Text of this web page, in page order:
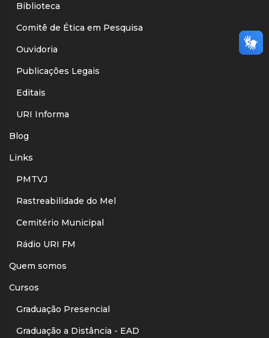
Biblioteca
Comitê de Ética em Pesquisa
Ouvidoria
Publicações Legais
Editais
URI Informa
Blog
Links
PMTVJ
Rastreabilidade do Mel
Cemitério Municipal
Rádio URI FM
Quem somos
Cursos
Graduação Presencial
Graduação a Distância - EAD